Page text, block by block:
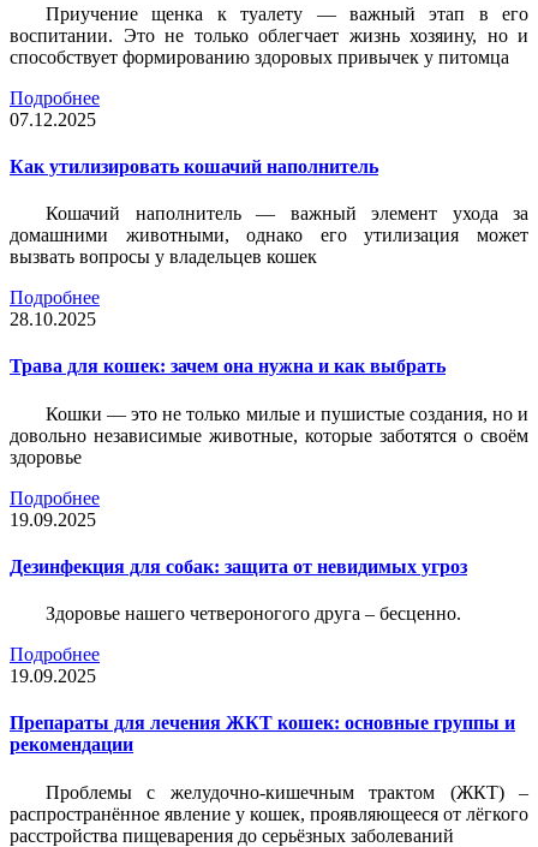
Приучение щенка к туалету — важный этап в его
воспитании. Это не только облегчает жизнь хозяину, но и
способствует формированию здоровых привычек у питомца
Подробнее
07.12.2025
Как утилизировать кошачий наполнитель
Кошачий наполнитель — важный элемент ухода за
домашними животными, однако его утилизация может
вызвать вопросы у владельцев кошек
Подробнее
28.10.2025
Трава для кошек: зачем она нужна и как выбрать
Кошки — это не только милые и пушистые создания, но и
довольно независимые животные, которые заботятся о своём
здоровье
Подробнее
19.09.2025
Дезинфекция для собак: защита от невидимых угроз
Здоровье нашего четвероногого друга – бесценно.
Подробнее
19.09.2025
Препараты для лечения ЖКТ кошек: основные группы и
рекомендации
Проблемы с желудочно-кишечным трактом (ЖКТ) –
распространённое явление у кошек, проявляющееся от лёгкого
расстройства пищеварения до серьёзных заболеваний